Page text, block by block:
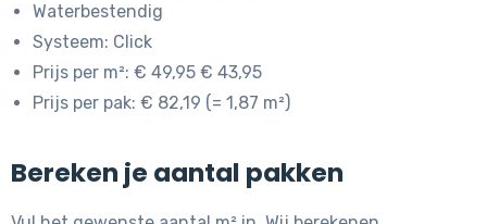
Waterbestendig
Systeem: Click
Prijs per m²: € 49,95 € 43,95
Prijs per pak: € 82,19 (= 1,87 m²)
Bereken je aantal pakken